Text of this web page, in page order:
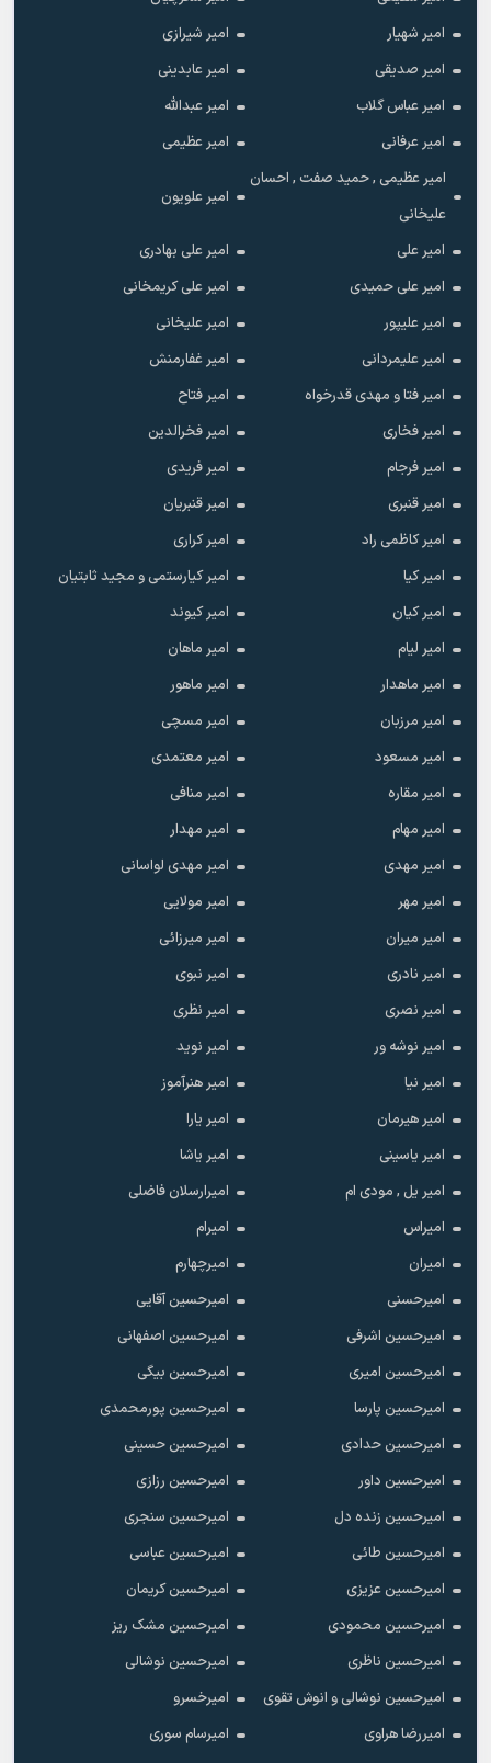
امیر شهیار
امیر شیرازی
امیر صدیقی
امیر عابدینی
امیر عباس گلاب
امیر عبدالله
امیر عرفانی
امیر عظیمی
امیر عظیمی , حمید صفت , احسان
علیخانی
امیر علویون
امیر علی
امیر علی بهادری
امیر علی حمیدی
امیر علی کریمخانی
امیر علیپور
امیر علیخانی
امیر علیمردانی
امیر غفارمنش
امیر فتا و مهدی قدرخواه
امیر فتاح
امیر فخاری
امیر فخرالدین
امیر فرجام
امیر فریدی
امیر قنبری
امیر قنبریان
امیر کاظمی راد
امیر کراری
امیر کیا
امیر کیارستمی و مجید ثابتیان
امیر کیان
امیر کیوند
امیر لیام
امیر ماهان
امیر ماهدار
امیر ماهور
امیر مرزبان
امیر مسچی
امیر مسعود
امیر معتمدی
امیر مقاره
امیر منافی
امیر مهام
امیر مهدار
امیر مهدی
امیر مهدی لواسانی
امیر مهر
امیر مولایی
امیر میران
امیر میرزائی
امیر نادری
امیر نبوی
امیر نصری
امیر نظری
امیر نوشه ور
امیر نوید
امیر نیا
امیر هنرآموز
امیر هیرمان
امیر یارا
امیر یاسینی
امیر یاشا
امیر یل , مودی ام
امیرارسلان فاضلی
امیراس
امیرام
امیران
امیرچهارم
امیرحسنی
امیرحسین آقایی
امیرحسین اشرفی
امیرحسین اصفهانی
امیرحسین امیری
امیرحسین بیگی
امیرحسین پارسا
امیرحسین پورمحمدی
امیرحسین حدادی
امیرحسین حسینی
امیرحسین داور
امیرحسین رزازی
امیرحسین زنده دل
امیرحسین سنجری
امیرحسین طائی
امیرحسین عباسی
امیرحسین عزیزی
امیرحسین کریمان
امیرحسین محمودی
امیرحسین مشک ریز
امیرحسین ناظری
امیرحسین نوشالی
امیرحسین نوشالی و انوش تقوی
امیرخسرو
امیررضا هراوی
امیرسام سوری